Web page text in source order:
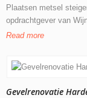
Plaatsen metsel
opdrachtgever van
Read more
Gevelrenovatie